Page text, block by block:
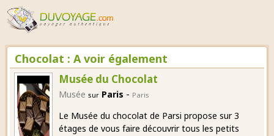
Chocolat : A voir également
Musée du Chocolat
Musée sur Paris - Paris
Le Musée du chocolat de Parsi propose sur 3
étages de vous faire découvrir tous les petits